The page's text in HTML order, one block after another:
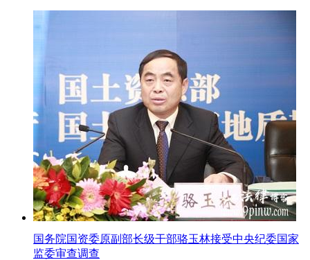
国务院国资委原副部长级干部骆玉林接受中央纪委国家
监委审查调查